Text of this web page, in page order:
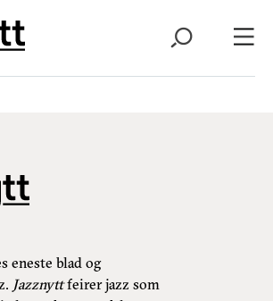
eneste blad og
Jazznyttfeirer jazz som